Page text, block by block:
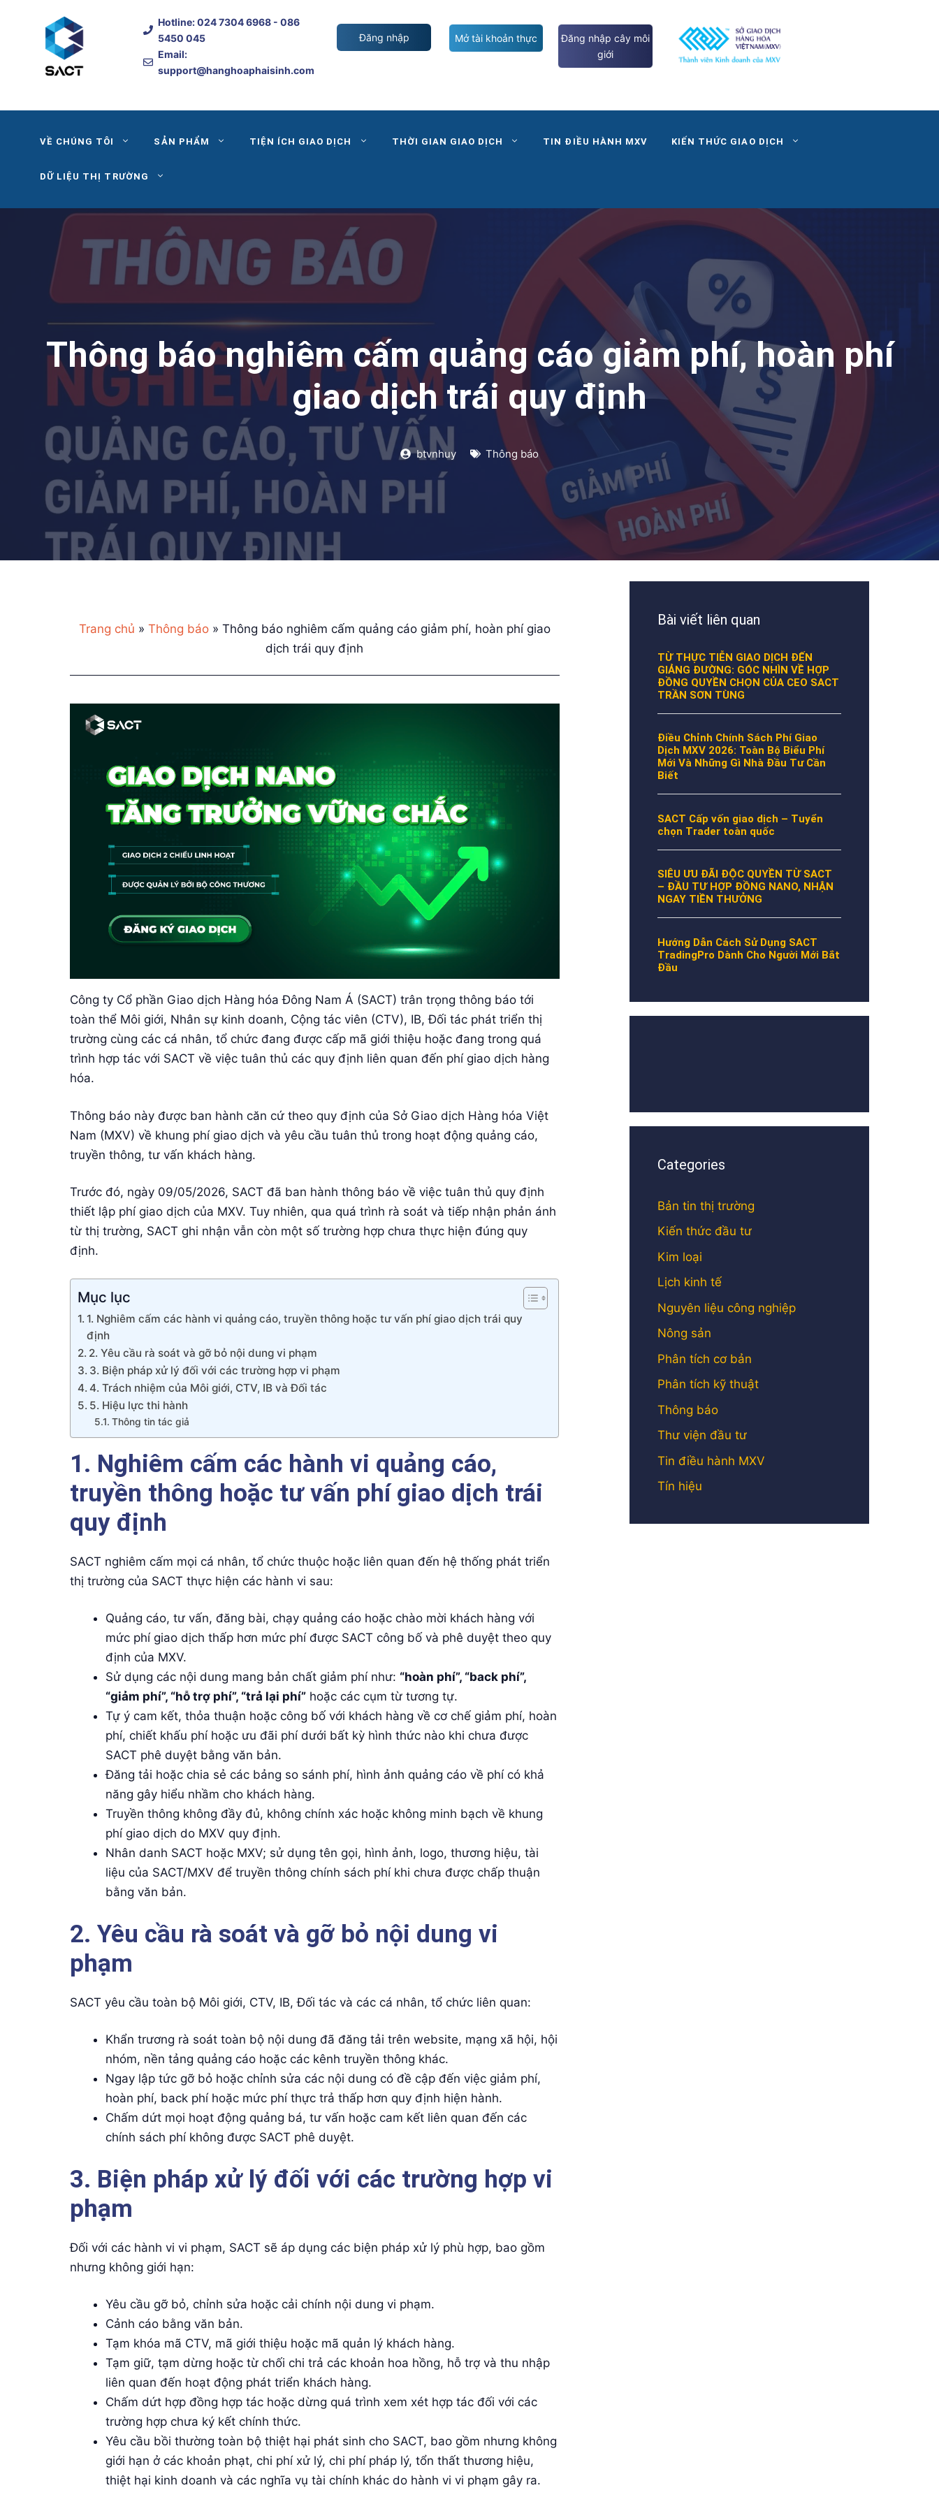
Hotline:024 7304 6968 - 086
5450 045
Email:
support@hanghoaphaisinh.com
Đăng nhập Mở tài khoản thực
Đăng nhập cây môi
giới
VỀ CHÚNG TÔI SẢN PHẨM TIỆN ÍCH GIAO DỊCH THỜI GIAN GIAO DỊCH TIN ĐIỀU HÀNH MXV KIẾN THỨC GIAO DỊCH
DỮ LIỆU THỊ TRƯỜNG
Thông báo nghiêm cấm quảng cáo giảm phí, hoàn phí
giao dịch trái quy định
btvnhuy Thông báo
Trang chủ » Thông báo» Thông báo nghiêm cấm quảng cáo giảm phí, hoàn phí giao
dịch trái quy định
Công ty Cổ phần Giao dịch Hàng hóa Đông Nam Á (SACT) trân trọng thông báo tới
toàn thể Môi giới, Nhân sự kinh doanh, Cộng tác viên (CTV), IB, Đối tác phát triển thị
trường cùng các cá nhân, tổ chức đang được cấp mã giới thiệu hoặc đang trong quá
trình hợp tác với SACT về việc tuân thủ các quy định liên quan đến phí giao dịch hàng
hóa.
Thông báo này được ban hành căn cứ theo quy định của Sở Giao dịch Hàng hóa Việt
Nam (MXV) về khung phí giao dịch và yêu cầu tuân thủ trong hoạt động quảng cáo,
truyền thông, tư vấn khách hàng.
Trước đó, ngày 09/05/2026, SACT đã ban hành thông báo về việc tuân thủ quy định
thiết lập phí giao dịch của MXV. Tuy nhiên, qua quá trình rà soát và tiếp nhận phản ánh
từ thị trường, SACT ghi nhận vẫn còn một số trường hợp chưa thực hiện đúng quy
định.
Mục lục
1. Nghiêm cấm các hành vi quảng cáo, truyền thông hoặc tư vấn phí giao dịch trái quy
định
2. Yêu cầu rà soát và gỡ bỏ nội dung vi phạm
3. Biện pháp xử lý đối với các trường hợp vi phạm
4. Trách nhiệm của Môi giới, CTV, IB và Đối tác
5. Hiệu lực thi hành
Thông tin tác giả
1. Nghiêm cấm các hành vi quảng cáo,
truyền thông hoặc tư vấn phí giao dịch trái
quy định
SACT nghiêm cấm mọi cá nhân, tổ chức thuộc hoặc liên quan đến hệ thống phát triển
thị trường của SACT thực hiện các hành vi sau:
Quảng cáo, tư vấn, đăng bài, chạy quảng cáo hoặc chào mời khách hàng với
mức phí giao dịch thấp hơn mức phí được SACT công bố và phê duyệt theo quy
định của MXV.
Sử dụng các nội dung mang bản chất giảm phí như: “hoàn phí”, “back phí”,
“giảm phí”, “hỗ trợ phí”, “trả lại phí” hoặc các cụm từ tương tự.
Tự ý cam kết, thỏa thuận hoặc công bố với khách hàng về cơ chế giảm phí, hoàn
phí, chiết khấu phí hoặc ưu đãi phí dưới bất kỳ hình thức nào khi chưa được
SACT phê duyệt bằng văn bản.
Đăng tải hoặc chia sẻ các bảng so sánh phí, hình ảnh quảng cáo về phí có khả
năng gây hiểu nhầm cho khách hàng.
Truyền thông không đầy đủ, không chính xác hoặc không minh bạch về khung
phí giao dịch do MXV quy định.
Nhân danh SACT hoặc MXV; sử dụng tên gọi, hình ảnh, logo, thương hiệu, tài
liệu của SACT/MXV để truyền thông chính sách phí khi chưa được chấp thuận
bằng văn bản.
2. Yêu cầu rà soát và gỡ bỏ nội dung vi
phạm
SACT yêu cầu toàn bộ Môi giới, CTV, IB, Đối tác và các cá nhân, tổ chức liên quan:
Khẩn trương rà soát toàn bộ nội dung đã đăng tải trên website, mạng xã hội, hội
nhóm, nền tảng quảng cáo hoặc các kênh truyền thông khác.
Ngay lập tức gỡ bỏ hoặc chỉnh sửa các nội dung có đề cập đến việc giảm phí,
hoàn phí, back phí hoặc mức phí thực trả thấp hơn quy định hiện hành.
Chấm dứt mọi hoạt động quảng bá, tư vấn hoặc cam kết liên quan đến các
chính sách phí không được SACT phê duyệt.
3. Biện pháp xử lý đối với các trường hợp vi
phạm
Đối với các hành vi vi phạm, SACT sẽ áp dụng các biện pháp xử lý phù hợp, bao gồm
nhưng không giới hạn:
Yêu cầu gỡ bỏ, chỉnh sửa hoặc cải chính nội dung vi phạm.
Cảnh cáo bằng văn bản.
Tạm khóa mã CTV, mã giới thiệu hoặc mã quản lý khách hàng.
Tạm giữ, tạm dừng hoặc từ chối chi trả các khoản hoa hồng, hỗ trợ và thu nhập
liên quan đến hoạt động phát triển khách hàng.
Chấm dứt hợp đồng hợp tác hoặc dừng quá trình xem xét hợp tác đối với các
trường hợp chưa ký kết chính thức.
Yêu cầu bồi thường toàn bộ thiệt hại phát sinh cho SACT, bao gồm nhưng không
giới hạn ở các khoản phạt, chi phí xử lý, chi phí pháp lý, tổn thất thương hiệu,
thiệt hại kinh doanh và các nghĩa vụ tài chính khác do hành vi vi phạm gây ra.
Bài viết liên quan
TỪ THỰC TIỄN GIAO DỊCH ĐẾN
GIẢNG ĐƯỜNG: GÓC NHÌN VỀ HỢP
ĐỒNG QUYỀN CHỌN CỦA CEO SACT
TRẦN SƠN TÙNG
Điều Chỉnh Chính Sách Phí Giao
Dịch MXV 2026: Toàn Bộ Biểu Phí
Mới Và Những Gì Nhà Đầu Tư Cần
Biết
SACT Cấp vốn giao dịch – Tuyển
chọn Trader toàn quốc
SIÊU ƯU ĐÃI ĐỘC QUYỀN TỪ SACT
– ĐẦU TƯ HỢP ĐỒNG NANO, NHẬN
NGAY TIỀN THƯỞNG
Hướng Dẫn Cách Sử Dụng SACT
TradingPro Dành Cho Người Mới Bắt
Đầu
Categories
Bản tin thị trường
Kiến thức đầu tư
Kim loại
Lịch kinh tế
Nguyên liệu công nghiệp
Nông sản
Phân tích cơ bản
Phân tích kỹ thuật
Thông báo
Thư viện đầu tư
Tin điều hành MXV
Tín hiệu